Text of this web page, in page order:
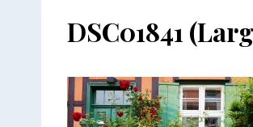
DSC01841